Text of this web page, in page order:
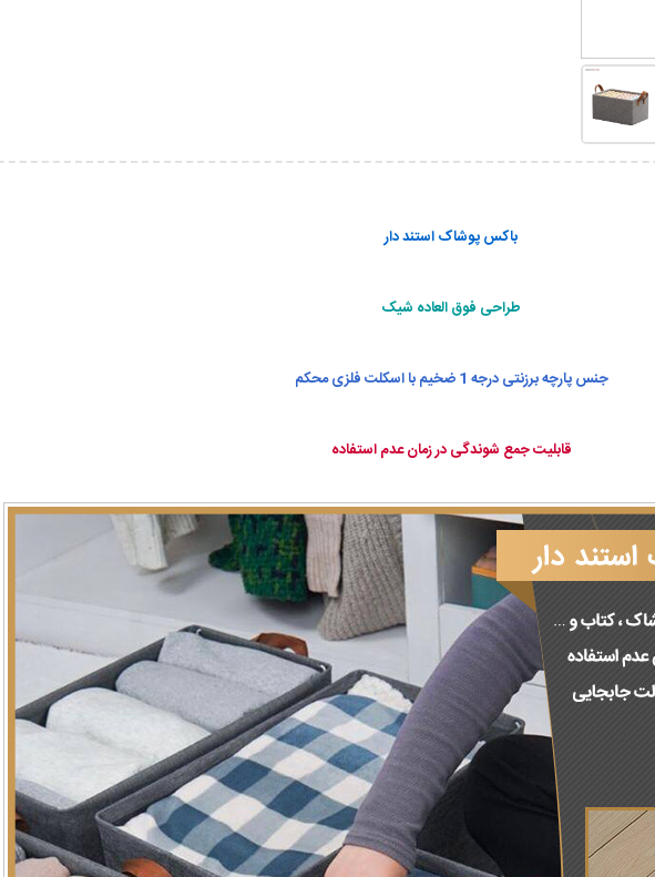
باکس پوشاک استند دار
طراحی فوق العاده شیک
جنس پارچه برزنتی درجه 1 ضخیم با اسکلت فلزی محکم
قابلیت جمع شوندگی در زمان عدم استفاده